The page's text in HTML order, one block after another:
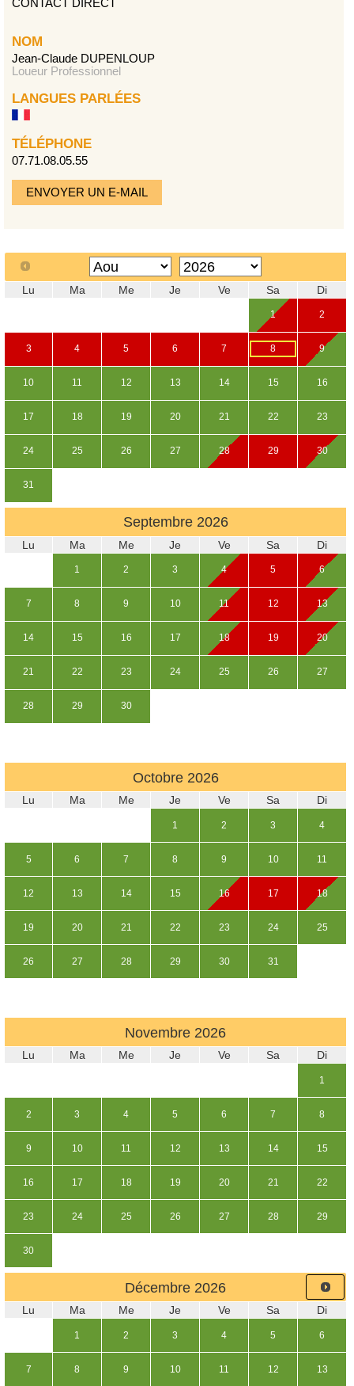
CONTACT DIRECT
NOM
Jean-Claude DUPENLOUP
Loueur Professionnel
LANGUES PARLÉES
TÉLÉPHONE
07.71.08.05.55
ENVOYER UN E-MAIL
Lu Ma Me Je Ve Sa Di
1 2
3 4 5 6 7 8 9
10 11 12 13 14 15 16
17 18 19 20 21 22 23
24 25 26 27 28 29 30
31
Septembre 2026
Lu Ma Me Je Ve Sa Di
1 2 3 4 5 6
7 8 9 10 11 12 13
14 15 16 17 18 19 20
21 22 23 24 25 26 27
28 29 30
Octobre 2026
Lu Ma Me Je Ve Sa Di
1 2 3 4
5 6 7 8 9 10 11
12 13 14 15 16 17 18
19 20 21 22 23 24 25
26 27 28 29 30 31
Novembre 2026
Lu Ma Me Je Ve Sa Di
1
2 3 4 5 6 7 8
9 10 11 12 13 14 15
16 17 18 19 20 21 22
23 24 25 26 27 28 29
30
Décembre 2026
Lu Ma Me Je Ve Sa Di
1 2 3 4 5 6
7 8 9 10 11 12 13